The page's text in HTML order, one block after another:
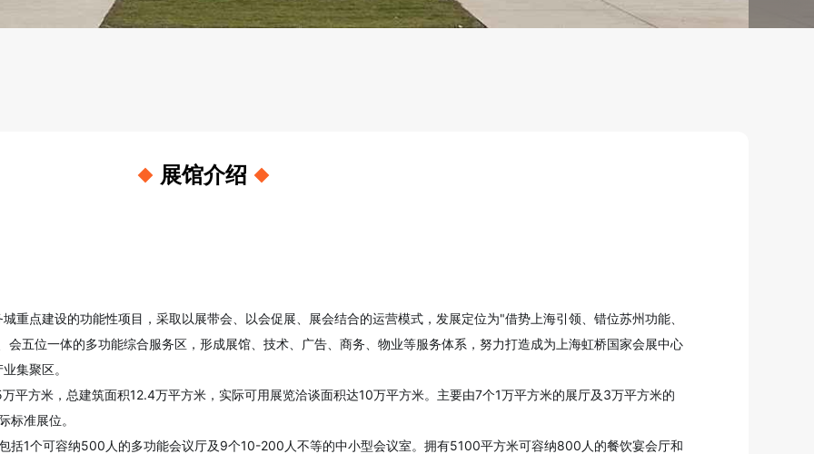
展馆介绍
重点建设的功能性项目，采取以展带会、以会促展、展会结合的运营模式，发展定位为"借势上海引领、错位苏州功能、
会五位一体的多功能综合服务区，形成展馆、技术、广告、商务、物业等服务体系，努力打造成为上海虹桥国家会展中心
集聚区。
平方米，总建筑面积12.4万平方米，实际可用展览洽谈面积达10万平方米。主要由7个1万平方米的展厅及3万平方米的
标准展位。
括1个可容纳500人的多功能会议厅及9个10-200人不等的中小型会议室。拥有5100平方米可容纳800人的餐饮宴会厅和